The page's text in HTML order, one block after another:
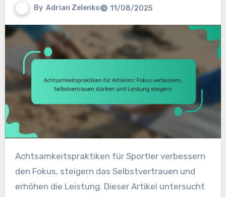
By Adrian Zelenko 11/08/2025
Achtsamkeitspraktiken für Sportler verbessern
den Fokus, steigern das Selbstvertrauen und
erhöhen die Leistung. Dieser Artikel untersucht